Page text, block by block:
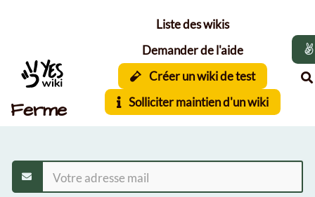
Ferme
Liste des wikis
Demander de l'aide
Créer un wiki de test
Solliciter maintien d'un wiki